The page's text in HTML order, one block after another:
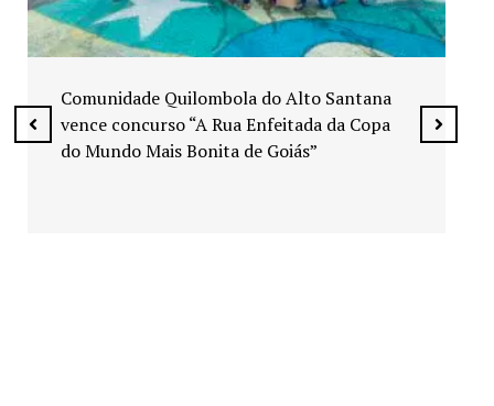
Exposição “Arte em Cores” leva pinturas a
espaços públicos de Senador Canedo